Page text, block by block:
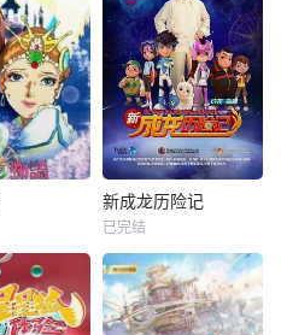
新成龙历险记
已完结